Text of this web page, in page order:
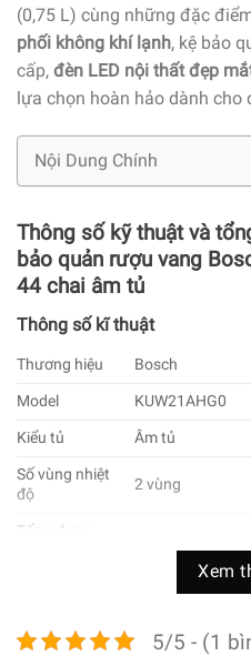
(0,75 L) cùng những đặc
phối không khí lạnh, kệ bảo
cấp, đèn LED nội thất đẹp
lựa chọn hoàn hảo dành cho
Nội Dung Chính
Thông số kỹ thuật và
bảo quản rượu vang
44 chai âm tủ
Thông số kĩ thuật
Thương hiệu
Bosch
Model
KUW21AHG0
Kiểu tủ
Âm tủ
Số vùng nhiệt
độ
2 vùng
Tổng dung
3 kệ gỗ sồi châu
Công nghệ
Xem
5/5 - (1